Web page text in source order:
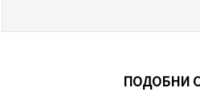
ПОДОБНИ